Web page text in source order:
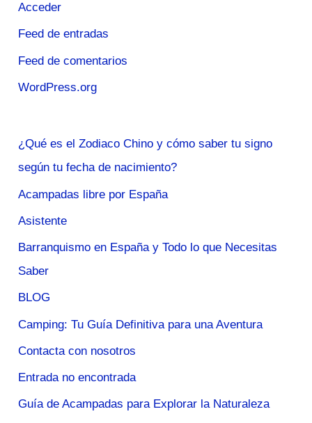
Acceder
Feed de entradas
Feed de comentarios
WordPress.org
¿Qué es el Zodiaco Chino y cómo saber tu signo
según tu fecha de nacimiento?
Acampadas libre por España
Asistente
Barranquismo en España y Todo lo que Necesitas
Saber
BLOG
Camping: Tu Guía Definitiva para una Aventura
Contacta con nosotros
Entrada no encontrada
Guía de Acampadas para Explorar la Naturaleza